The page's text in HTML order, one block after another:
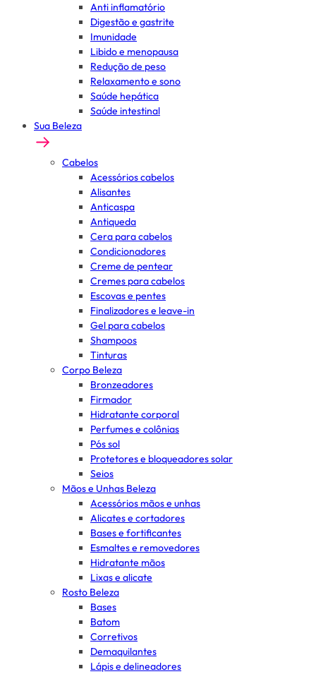
Anti inflamatório
Digestão e gastrite
Imunidade
Libido e menopausa
Redução de peso
Relaxamento e sono
Saúde hepática
Saúde intestinal
Sua Beleza
Cabelos
Acessórios cabelos
Alisantes
Anticaspa
Antiqueda
Cera para cabelos
Condicionadores
Creme de pentear
Cremes para cabelos
Escovas e pentes
Finalizadores e leave-in
Gel para cabelos
Shampoos
Tinturas
Corpo Beleza
Bronzeadores
Firmador
Hidratante corporal
Perfumes e colônias
Pós sol
Protetores e bloqueadores solar
Seios
Mãos e Unhas Beleza
Acessórios mãos e unhas
Alicates e cortadores
Bases e fortificantes
Esmaltes e removedores
Hidratante mãos
Lixas e alicate
Rosto Beleza
Bases
Batom
Corretivos
Demaquilantes
Lápis e delineadores